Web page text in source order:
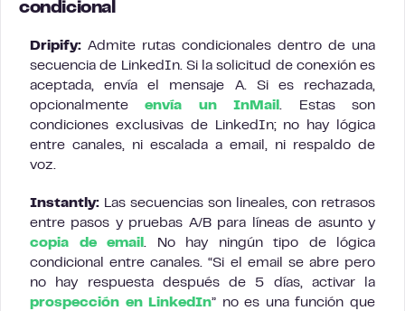
condicional
Dripify: Admite rutas condicionales dentro de una
secuencia de LinkedIn. Si la solicitud de conexión es
aceptada, envía el mensaje A. Si es rechazada,
opcionalmenteenvía un InMail. Estas son
condiciones exclusivas de LinkedIn; no hay lógica
entre canales, ni escalada a email, ni respaldo de
voz.
Instantly: Las secuencias son lineales, con retrasos
entre pasos y pruebas A/B para líneas de asunto y
copia de email . No hay ningún tipo de lógica
condicional entre canales. “Si el email se abre pero
no hay respuesta después de 5 días, activar la
prospección en LinkedIn” no es una función que